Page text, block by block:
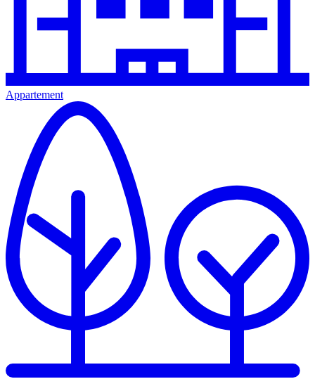
Appartement